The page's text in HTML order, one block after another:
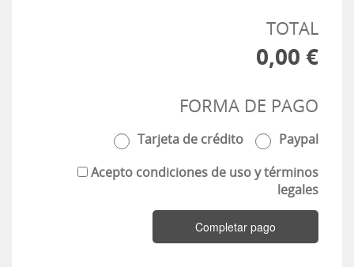
TOTAL
0,00 €
FORMA DE PAGO
Paypal
Tarjeta de crédito
Acepto condiciones de uso y términos
legales
Completar pago